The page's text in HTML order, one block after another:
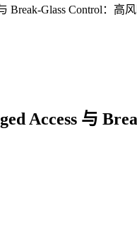
与 Break-Glass Control
Access 与